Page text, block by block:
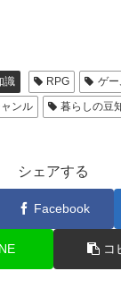
識 RPG
ゲー
ンル 暮らしの豆
シェアする
Facebook
コ